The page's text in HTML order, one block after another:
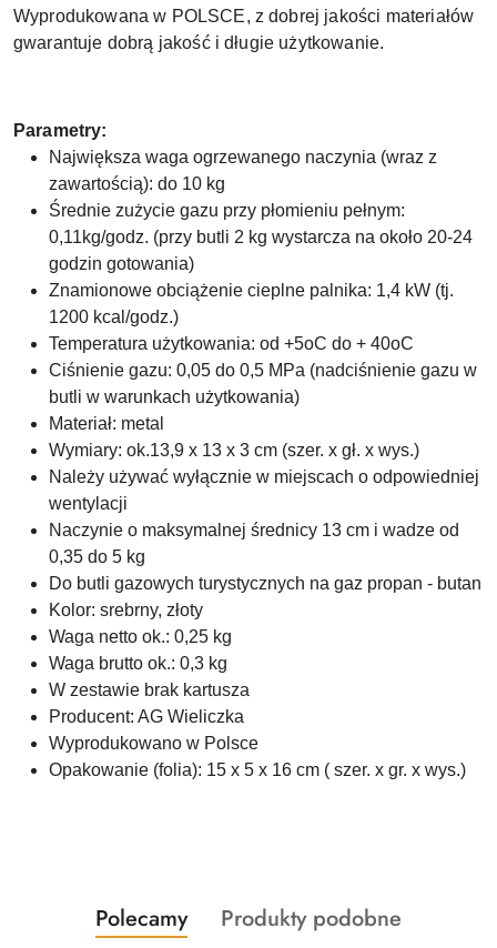
Wyprodukowana w POLSCE, z dobrej jakości materiałów
gwarantuje dobrą jakość i długie użytkowanie.
Parametry:
Największa waga ogrzewanego naczynia (wraz z
zawartością): do 10 kg
Średnie zużycie gazu przy płomieniu pełnym:
0,11kg/godz. (przy butli 2 kg wystarcza na około 20-24
godzin gotowania)
Znamionowe obciążenie cieplne palnika: 1,4 kW (tj.
1200 kcal/godz.)
Temperatura użytkowania: od +5oC do + 40oC
Ciśnienie gazu: 0,05 do 0,5 MPa (nadciśnienie gazu w
butli w warunkach użytkowania)
Materiał: metal
Wymiary: ok.13,9 x 13 x 3 cm (szer. x gł. x wys.)
Należy używać wyłącznie w miejscach o odpowiedniej
wentylacji
Naczynie o maksymalnej średnicy 13 cm i wadze od
0,35 do 5 kg
Do butli gazowych turystycznych na gaz propan - butan
Kolor: srebrny, złoty
Waga netto ok.: 0,25 kg
Waga brutto ok.: 0,3 kg
W zestawie brak kartusza
Producent: AG Wieliczka
Wyprodukowano w Polsce
Opakowanie (folia): 15 x 5 x 16 cm ( szer. x gr. x wys.)
Pomiń karuzelę produktów
Produkty
Polecamy
Produkty
Produkty podobne